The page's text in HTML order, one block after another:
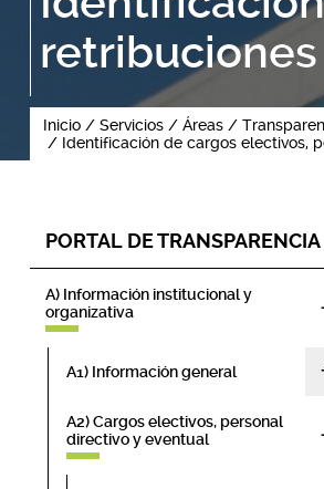
retribuciones
Inicio Servicios Áreas
Identificación de cargos electivos,
PORTAL DE TRANSPARENCIA
A) Información institucional y
organizativa
A1) Información general
A2) Cargos electivos, personal
directivo y eventual